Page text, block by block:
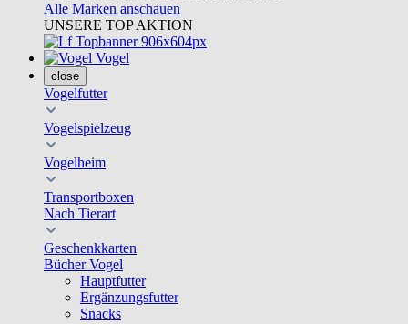
Alle Marken anschauen
UNSERE TOP AKTION
Vogel
close
Vogelfutter
Vogelspielzeug
Vogelheim
Transportboxen
Nach Tierart
Geschenkkarten
Bücher Vogel
Hauptfutter
Ergänzungsfutter
Snacks